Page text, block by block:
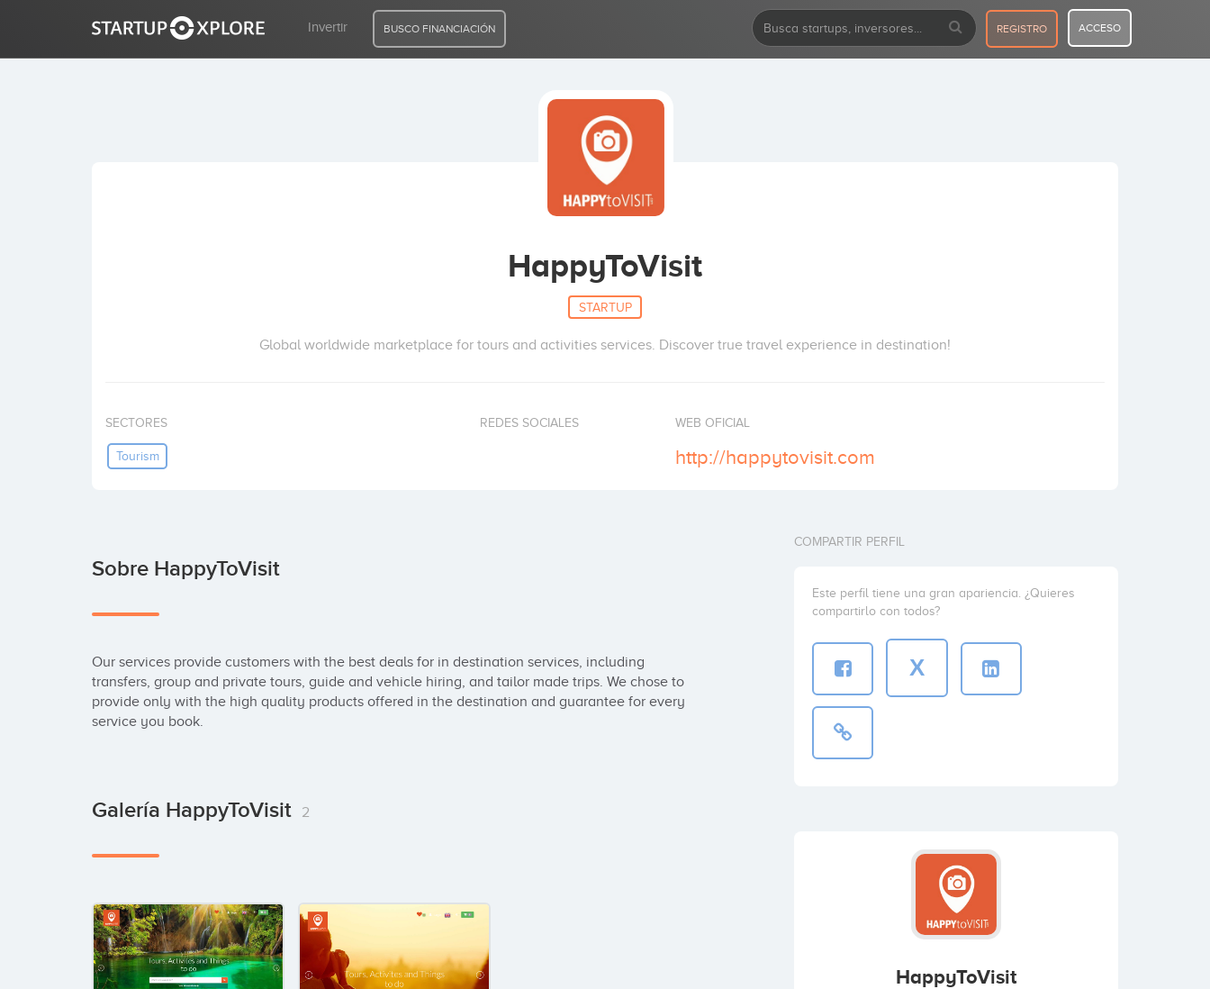
Invertir BUSCO FINANCIACIÓN REGISTRO ACCESO
HappyToVisit
STARTUP
Global worldwide marketplace for tours and activities services. Discover true travel experience in destination!
SECTORES
Tourism
REDES SOCIALES WEB OFICIAL
http://happytovisit.com
Sobre HappyToVisit
Our services provide customers with the best deals for in destination services, including
transfers, group and private tours, guide and vehicle hiring, and tailor made trips. We chose to
provide only with the high quality products offered in the destination and guarantee for every
service you book.
Galería HappyToVisit 2
COMPARTIR PERFIL
Este perfil tiene una gran apariencia. ¿Quieres
compartirlo con todos?
X
HappyToVisit